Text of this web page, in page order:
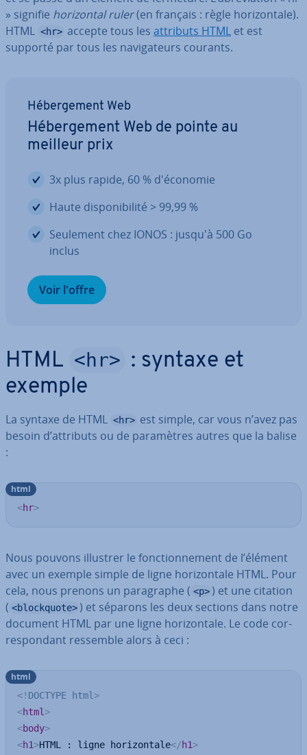
» signifie ho­ri­zon­tal ruler(en français : règle ho­ri­zon­tale).
HTML <hr> accepte tous les attributs HTML et est
supporté par tous les na­vi­ga­teurs courants.
Hé­ber­ge­ment Web
Hé­ber­ge­ment Web de pointe au
meilleur prix
3x plus rapide, 60 % d'éco­no­mie
Haute dis­po­ni­bi­lité > 99,99 %
Seulement chez IONOS : jusqu'à 500 Go
inclus
Voir l'offre
HTML <hr> : syntaxe et
exemple
La syntaxe de HTML <hr> est simple, car vous n’avez pas
besoin d’attributs ou de pa­ra­mètres autres que la balise
:
<hr>
html
Nous pouvons illustrer le fonc­tion­ne­ment de l’élément
avec un exemple simple de ligne ho­ri­zon­tale HTML. Pour
cela, nous prenons un pa­ra­graphe ( <p> ) et une citation
( <blockquote> ) et séparons les deux sections dans notre
document HTML par une ligne ho­ri­zon­tale. Le code cor­
res­pon­dant ressemble alors à ceci :
<! DOCTYPE html >
<html >
<body>
<h1>HTML : ligne horizontale</h1>
html